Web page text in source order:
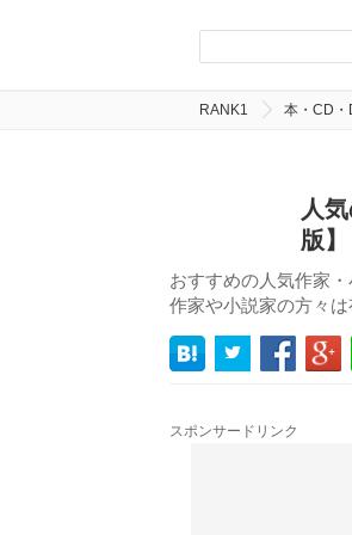
RANK1 本・CD・
人
版】
おすすめの人気作家
作家や小説家の方々
スポンサードリンク